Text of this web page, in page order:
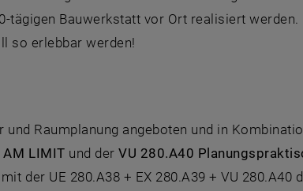
tägigen Bauwerkstatt vor Ort realisiert
so erlebbar werden!
Raumplanung angeboten und in
LIMIT und derVU 280.A40
der UE 280.A38 + EX 280.A39 + VU 280.A40